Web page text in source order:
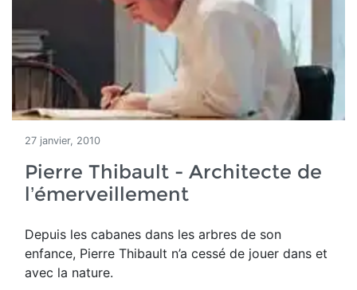
27 janvier, 2010
Pierre Thibault - Architecte de
l’émerveillement
Depuis les cabanes dans les arbres de son
enfance, Pierre Thibault n’a cessé de jouer dans et
avec la nature.